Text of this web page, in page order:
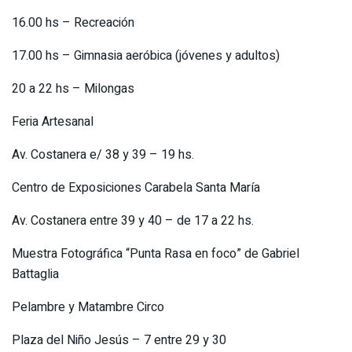
16.00 hs – Recreación
17.00 hs – Gimnasia aeróbica (jóvenes y adultos)
20 a 22 hs – Milongas
Feria Artesanal
Av. Costanera e/ 38 y 39 – 19 hs.
Centro de Exposiciones Carabela Santa María
Av. Costanera entre 39 y 40 – de 17 a 22 hs.
Muestra Fotográfica “Punta Rasa en foco” de Gabriel
Battaglia
Pelambre y Matambre Circo
Plaza del Niño Jesús – 7 entre 29 y 30